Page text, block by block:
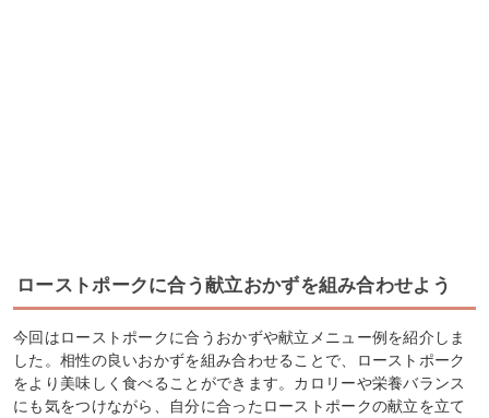
ローストポークに合う献立おかずを組み合わせよう
今回はローストポークに合うおかずや献立メニュー例を紹介しま
した。相性の良いおかずを組み合わせることで、ローストポーク
をより美味しく食べることができます。カロリーや栄養バランス
にも気をつけながら、自分に合ったローストポークの献立を立て